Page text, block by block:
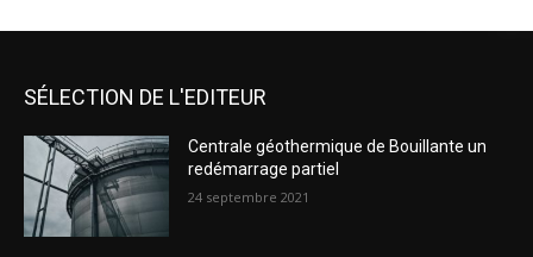
SÉLECTION DE L'EDITEUR
Centrale géothermique de Bouillante un
redémarrage partiel
24 septembre 2021